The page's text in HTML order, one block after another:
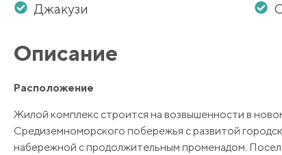
Джакузи
Описание
Расположение
Жилой комплекс строится на возвышенности в
Средиземноморского побережья с развитой
набережной с продолжительным променадом.